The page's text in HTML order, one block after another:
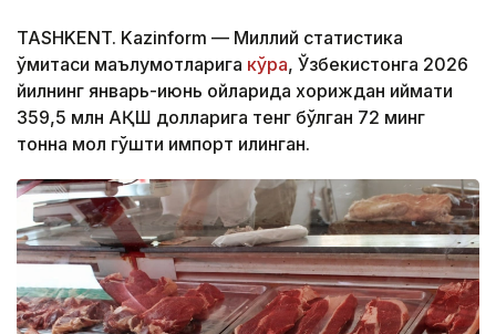
TASHKENT. Kazinform — Миллий статистика
қўмитаси маълумотларига кўра, Ўзбекистонга 2026
йилнинг январь-июнь ойларида хориждан қиймати
359,5 млн АҚШ долларига тенг бўлган 72 минг
тонна мол гўшти импорт қилинган.